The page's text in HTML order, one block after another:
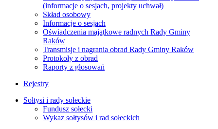
(informacje o sesjach, projekty uchwał)
Skład osobowy
Informacje o sesjach
Oświadczenia majątkowe radnych Rady Gminy
Raków
Transmisje i nagrania obrad Rady Gminy Raków
Protokoły z obrad
Raporty z głosowań
Rejestry
Sołtysi i rady sołeckie
Fundusz sołecki
Wykaz sołtysów i rad sołeckich